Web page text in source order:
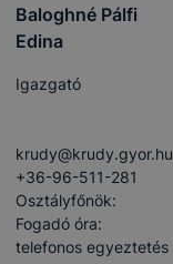
Baloghné Pálfi
Edina
Igazgató
krudy​@krudy.gyor.hu
+36-96-511-281
Osztályfőnök:
Fogadó óra:
telefonos egyeztetés